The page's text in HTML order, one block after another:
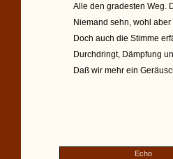
Alle den gradesten Weg.
Niemand sehn, wohl
Doch auch die Stimme
Durchdringt, Dämpfung
Daß wir mehr ein
Echo